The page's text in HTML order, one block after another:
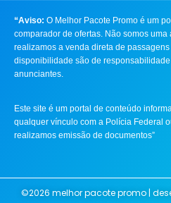
“Aviso: O Melhor Pacote Promo é um
comparador de ofertas. Não somos
realizamos a venda direta de
disponibilidade são de
anunciantes.
Este site é um portal de conteúdo
qualquer vínculo com a Polícia Federal
realizamos emissão de documentos”
©2026 melhor pacote promo |